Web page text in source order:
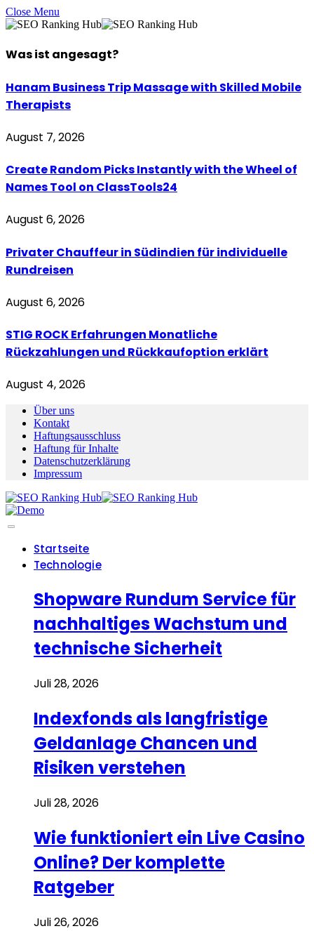
Close Menu
Was ist angesagt?
Hanam Business Trip Massage with Skilled Mobile
Therapists
August 7, 2026
Create Random Picks Instantly with the Wheel of
Names Tool on ClassTools24
August 6, 2026
Privater Chauffeur in Südindien für individuelle
Rundreisen
August 6, 2026
STIG ROCK Erfahrungen Monatliche
Rückzahlungen und Rückkaufoption erklärt
August 4, 2026
Über uns
Kontakt
Haftungsausschluss
Haftung für Inhalte
Datenschutzerklärung
Impressum
Startseite
Technologie
Shopware Rundum Service für
nachhaltiges Wachstum und
technische Sicherheit
Juli 28, 2026
Indexfonds als langfristige
Geldanlage Chancen und
Risiken verstehen
Juli 28, 2026
Wie funktioniert ein Live Casino
Online? Der komplette
Ratgeber
Juli 26, 2026